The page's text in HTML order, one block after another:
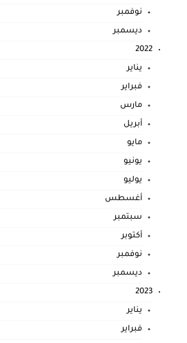
نوفمبر
ديسمبر
2022
يناير
فبراير
مارس
أبريل
مايو
يونيو
يوليو
أغسطس
سبتمبر
أكتوبر
نوفمبر
ديسمبر
2023
يناير
فبراير